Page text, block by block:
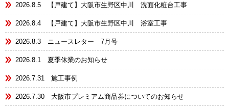
2026.8.5 【戸建て】大阪市生野区中川 洗面化粧台工事
2026.8.4 【戸建て】大阪市生野区中川 浴室工事
2026.8.3 ニュースレター 7月号
2026.8.1 夏季休業のお知らせ
2026.7.31 施工事例
2026.7.30 大阪市プレミアム商品券についてのお知らせ